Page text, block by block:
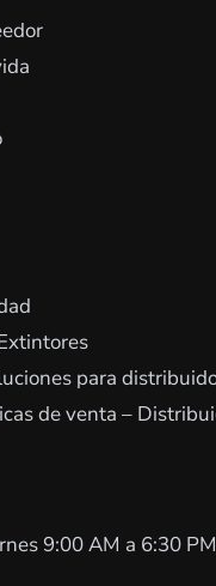
para
de venta –
9:00 AM a 6:30 PM